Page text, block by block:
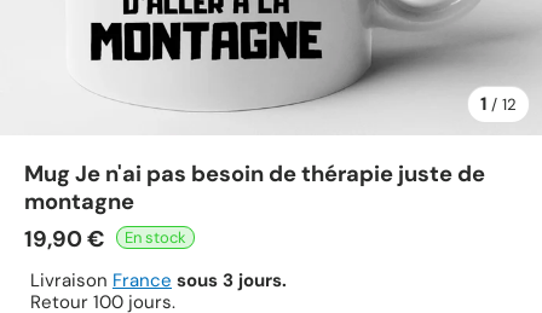
1 / de
12
Mug Je n'ai pas besoin de thérapie juste de
montagne
19,90 €
Livraison France sous 3 jours.
Retour 100 jours.